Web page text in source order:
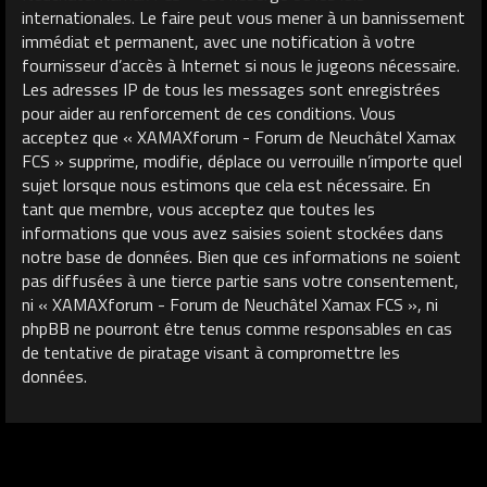
internationales. Le faire peut vous mener à un bannissement
immédiat et permanent, avec une notification à votre
fournisseur d’accès à Internet si nous le jugeons nécessaire.
Les adresses IP de tous les messages sont enregistrées
pour aider au renforcement de ces conditions. Vous
acceptez que « XAMAXforum - Forum de Neuchâtel Xamax
FCS » supprime, modifie, déplace ou verrouille n’importe quel
sujet lorsque nous estimons que cela est nécessaire. En
tant que membre, vous acceptez que toutes les
informations que vous avez saisies soient stockées dans
notre base de données. Bien que ces informations ne soient
pas diffusées à une tierce partie sans votre consentement,
ni « XAMAXforum - Forum de Neuchâtel Xamax FCS », ni
phpBB ne pourront être tenus comme responsables en cas
de tentative de piratage visant à compromettre les
données.